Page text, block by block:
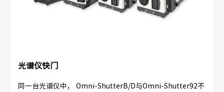
光谱仪快门
同一台光谱仪中， Omni-ShutterB/D与Omni-Shutter92不